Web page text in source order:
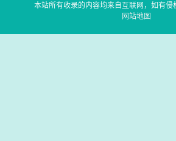
本站所有收录的内容均来自互联网，如有侵
网站地图